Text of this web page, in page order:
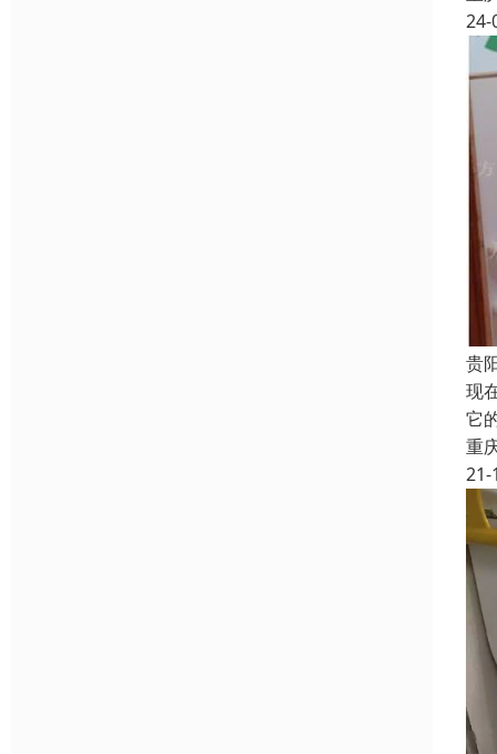
24-
贵
现
它
重
21-